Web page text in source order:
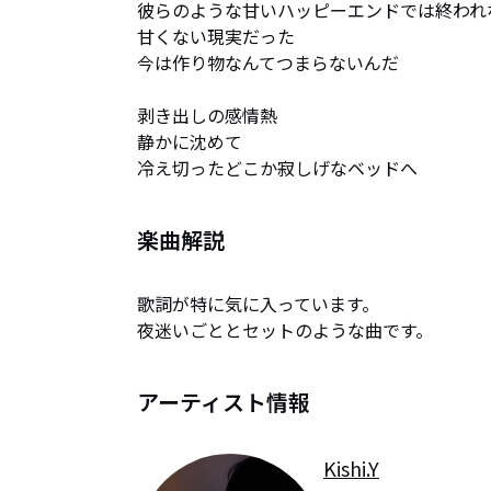
彼らのような甘いハッピーエンドでは終わ
甘くない現実だった
今は作り物なんてつまらないんだ
剥き出しの感情熱
静かに沈めて
冷え切ったどこか寂しげなベッドへ
楽曲解説
歌詞が特に気に入っています。
夜迷いごととセットのような曲です。
アーティスト情報
Kishi.Y